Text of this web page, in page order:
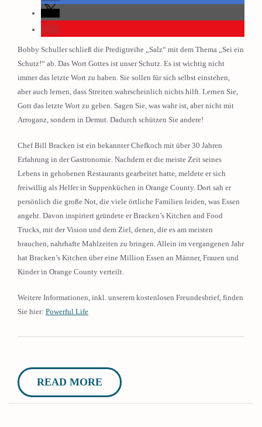
Bobby Schuller schließ die Predigtreihe „Salz“ mit dem Thema „Sei ein
Schutz!“ ab. Das Wort Gottes ist unser Schutz. Es ist wichtig nicht
immer das letzte Wort zu haben. Sie sollen für sich selbst einstehen,
aber auch lernen, dass Streiten wahrscheinlich nichts hilft. Lernen Sie,
Gott das letzte Wort zu geben. Sagen Sie, was wahr ist, aber nicht mit
Arroganz, sondern in Demut. Dadurch schützen Sie andere!
Chef Bill Bracken ist ein bekannter Chefkoch mit über 30 Jahren
Erfahrung in der Gastronomie. Nachdem er die meiste Zeit seines
Lebens in gehobenen Restaurants gearbeitet hatte, meldete er sich
freiwillig als Helfer in Suppenküchen in Orange County. Dort sah er
persönlich die große Not, die viele örtliche Familien leiden, was Essen
angeht. Davon inspiriert gründete er Bracken’s Kitchen and Food
Trucks, mit der Vision und dem Ziel, denen, die es am meisten
brauchen, nahrhafte Mahlzeiten zu bringen. Allein im vergangenen Jahr
hat Bracken’s Kitchen über eine Million Essen an Männer, Frauen und
Kinder in Orange County verteilt.
Weitere Informationen, inkl. unserem kostenlosen Freundesbrief, finden
Sie hier: Powerful Life
READ MORE